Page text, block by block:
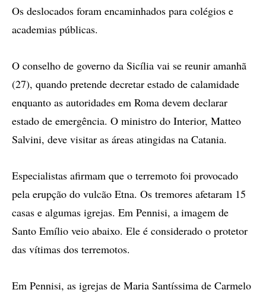
Os deslocados foram encaminhados para colégios e
academias públicas.
O conselho de governo da Sicília vai se reunir amanhã
(27), quando pretende decretar estado de calamidade
enquanto as autoridades em Roma devem declarar
estado de emergência. O ministro do Interior, Matteo
Salvini, deve visitar as áreas atingidas na Catania.
Especialistas afirmam que o terremoto foi provocado
pela erupção do vulcão Etna. Os tremores afetaram 15
casas e algumas igrejas. Em Pennisi, a imagem de
Santo Emílio veio abaixo. Ele é considerado o protetor
das vítimas dos terremotos.
Em Pennisi, as igrejas de Maria Santíssima de Carmelo